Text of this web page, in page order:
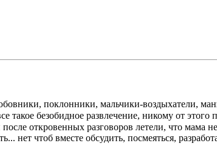
поклонники, мальчики-воздыхатели,
безобидное развлечение, никому от этого
откровенных разговоров летели, что мама
нет чтоб вместе обсудить, посмеяться,